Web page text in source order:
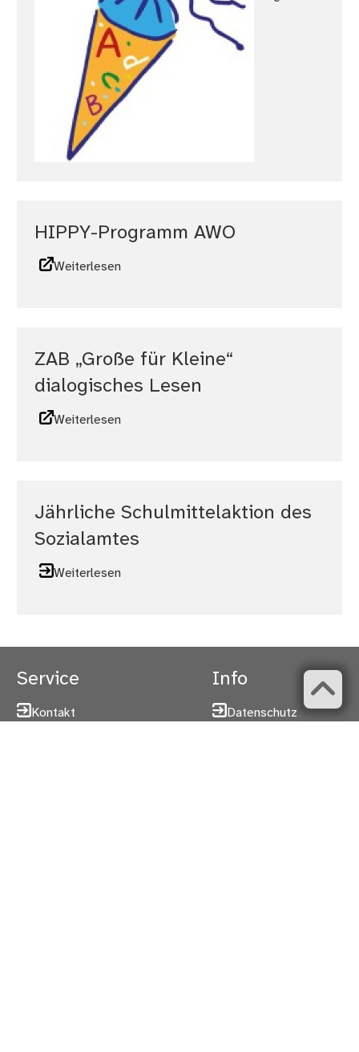
HIPPY-Programm AWO
Weiterlesen
ZAB „Große für Kleine“
dialogisches Lesen
Weiterlesen
Jährliche Schulmittelaktion des
Sozialamtes
Weiterlesen
Service
Kontakt
Info
Datenschutz